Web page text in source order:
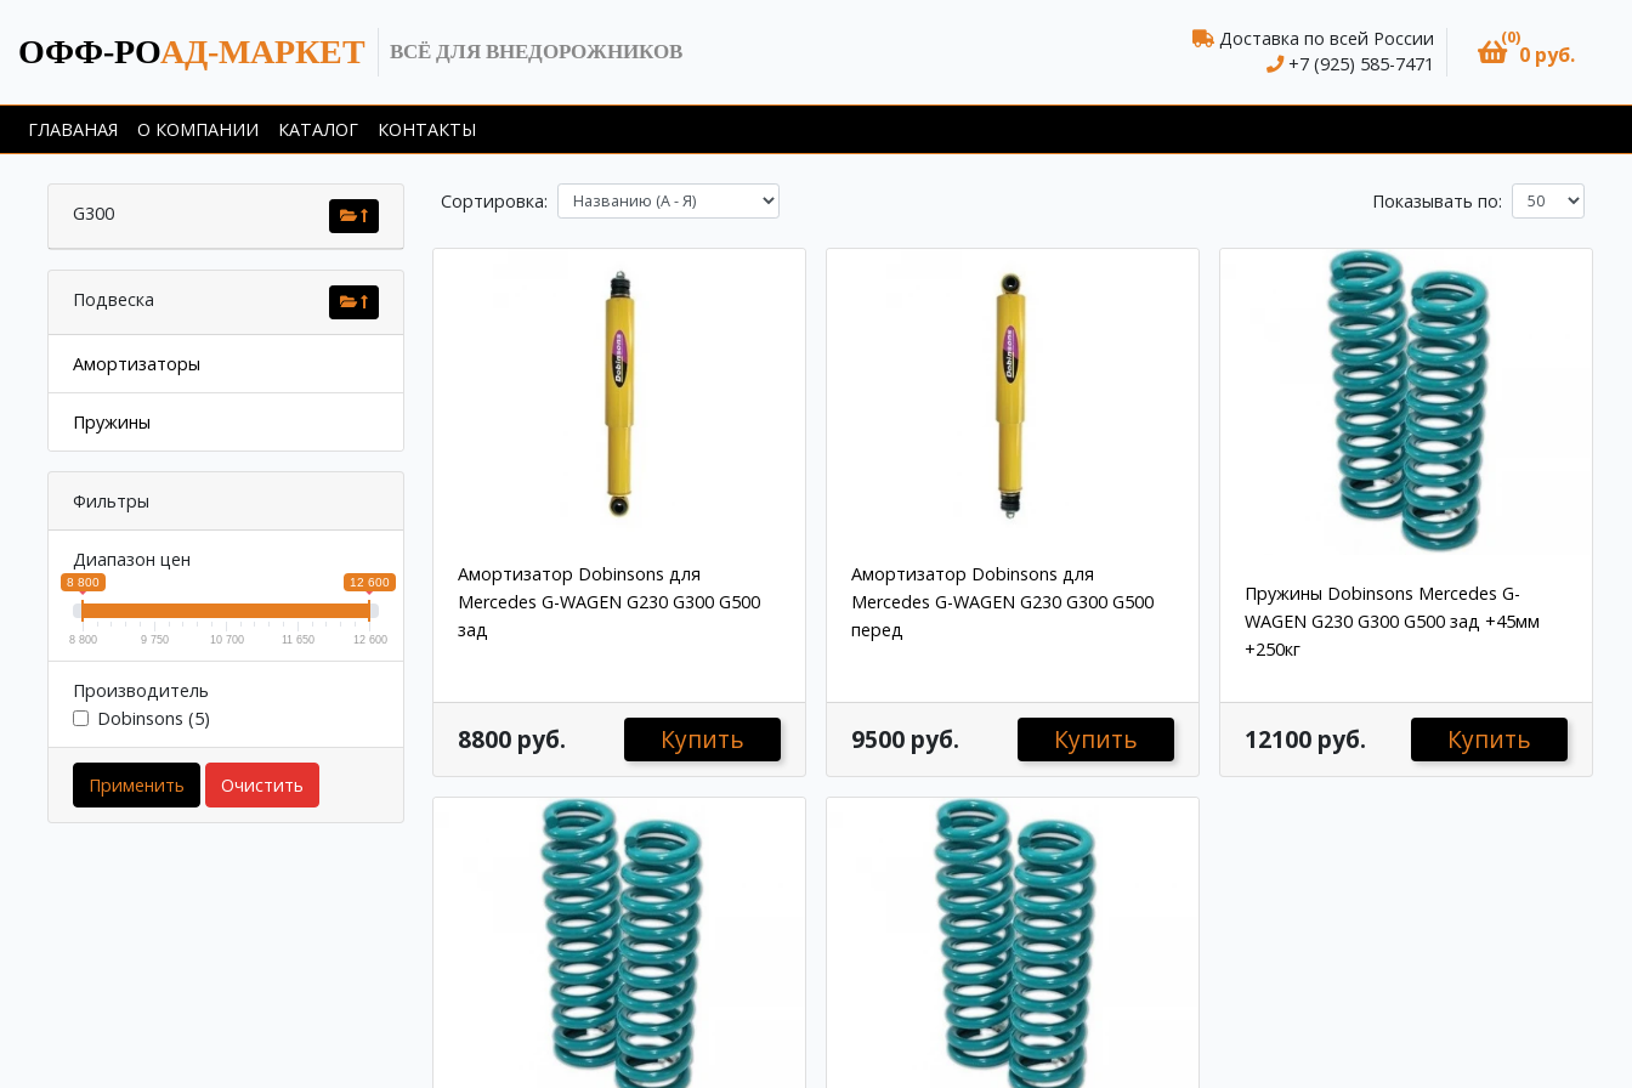
ОФФ-РОАД-МАРКЕТ ВСЁ ДЛЯ ВНЕДОРОЖНИКОВ
Доставка по всей России
+7 (925) 585-7471
(0)
0 руб.
ГЛАВАНАЯ О КОМПАНИИ КАТАЛОГ КОНТАКТЫ
G300
Подвеска
Амортизаторы
Пружины
Фильтры
Диапазон цен
8 800 12 600
8 800 9 750 10 700 11 650 12 600
Производитель
Dobinsons (5)
Применить Очистить
Сортировка: Показывать по:
Амортизатор Dobinsons для
Mercedes G-WAGEN G230 G300 G500
зад
8800 руб. Купить
Амортизатор Dobinsons для
Mercedes G-WAGEN G230 G300 G500
перед
9500 руб. Купить
Пружины Dobinsons Mercedes G-
WAGEN G230 G300 G500 зад +45мм
+250кг
12100 руб. Купить